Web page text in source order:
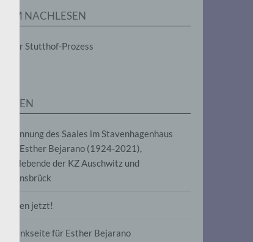
ZUM NACHLESEN
Der Stutthof-Prozess
SEITEN
Benennung des Saales im Stavenhagenhaus
nach Esther Bejarano (1924-2021),
Überlebende der KZ Auschwitz und
Ravensbrück
Frieden jetzt!
Gedenkseite für Esther Bejarano